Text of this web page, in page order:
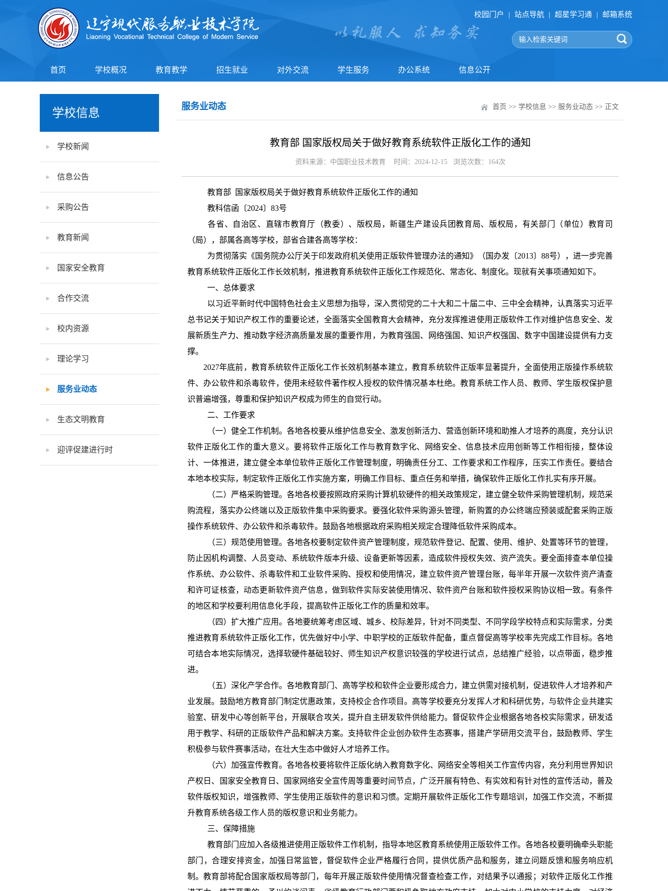
校园门户 | 站点导航 | 超星学习通 | 邮箱系统
首页 学校概况 教育教学 招生就业 对外交流 学生服务 办公系统 信息公开
学校信息
学校新闻
信息公告
采购公告
教育新闻
国家安全教育
合作交流
校内资源
理论学习
服务业动态
生态文明教育
迎评促建进行时
服务业动态 首页 >> 学校信息 >> 服务业动态 >> 正文
教育部 国家版权局关于做好教育系统软件正版化工作的通知
资料来源：中国职业技术教育 时间：2024-12-15 浏览次数： 164次
教育部 国家版权局关于做好教育系统软件正版化工作的通知
教科信函〔2024〕83号
各省、自治区、直辖市教育厅（教委）、版权局，新疆生产建设兵团教育局、版权局，有关部门（单位）教育司
（局），部属各高等学校，部省合建各高等学校：
为贯彻落实《国务院办公厅关于印发政府机关使用正版软件管理办法的通知》（国办发〔2013〕88号），进一步完善
教育系统软件正版化工作长效机制，推进教育系统软件正版化工作规范化、常态化、制度化。现就有关事项通知如下。
一、总体要求
以习近平新时代中国特色社会主义思想为指导，深入贯彻党的二十大和二十届二中、三中全会精神，认真落实习近平
总书记关于知识产权工作的重要论述，全面落实全国教育大会精神，充分发挥推进使用正版软件工作对维护信息安全、发
展新质生产力、推动数字经济高质量发展的重要作用，为教育强国、网络强国、知识产权强国、数字中国建设提供有力支
撑。
2027年底前，教育系统软件正版化工作长效机制基本建立，教育系统软件正版率显著提升，全面使用正版操作系统软
件、办公软件和杀毒软件，使用未经软件著作权人授权的软件情况基本杜绝。教育系统工作人员、教师、学生版权保护意
识普遍增强，尊重和保护知识产权成为师生的自觉行动。
二、工作要求
（一）健全工作机制。各地各校要从维护信息安全、激发创新活力、营造创新环境和助推人才培养的高度，充分认识
软件正版化工作的重大意义。要将软件正版化工作与教育数字化、网络安全、信息技术应用创新等工作相衔接，整体设
计、一体推进，建立健全本单位软件正版化工作管理制度，明确责任分工、工作要求和工作程序，压实工作责任。要结合
本地本校实际，制定软件正版化工作实施方案，明确工作目标、重点任务和举措，确保软件正版化工作扎实有序开展。
（二）严格采购管理。各地各校要按照政府采购计算机软硬件的相关政策规定，建立健全软件采购管理机制，规范采
购流程，落实办公终端以及正版软件集中采购要求。要强化软件采购源头管理，新购置的办公终端应预装或配套采购正版
操作系统软件、办公软件和杀毒软件。鼓励各地根据政府采购相关规定合理降低软件采购成本。
（三）规范使用管理。各地各校要制定软件资产管理制度，规范软件登记、配置、使用、维护、处置等环节的管理，
防止因机构调整、人员变动、系统软件版本升级、设备更新等因素，造成软件授权失效、资产流失。要全面排查本单位操
作系统、办公软件、杀毒软件和工业软件采购、授权和使用情况，建立软件资产管理台账，每半年开展一次软件资产清查
和许可证核查，动态更新软件资产信息，做到软件实际安装使用情况、软件资产台账和软件授权采购协议相一致。有条件
的地区和学校要利用信息化手段，提高软件正版化工作的质量和效率。
（四）扩大推广应用。各地要统筹考虑区域、城乡、校际差异，针对不同类型、不同学段学校特点和实际需求，分类
推进教育系统软件正版化工作，优先做好中小学、中职学校的正版软件配备，重点督促高等学校率先完成工作目标。各地
可结合本地实际情况，选择软硬件基础较好、师生知识产权意识较强的学校进行试点，总结推广经验，以点带面，稳步推
进。
（五）深化产学合作。各地教育部门、高等学校和软件企业要形成合力，建立供需对接机制，促进软件人才培养和产
业发展。鼓励地方教育部门制定优惠政策，支持校企合作项目。高等学校要充分发挥人才和科研优势，与软件企业共建实
验室、研发中心等创新平台，开展联合攻关，提升自主研发软件供给能力。督促软件企业根据各地各校实际需求，研发适
用于教学、科研的正版软件产品和解决方案。支持软件企业创办软件生态赛事，搭建产学研用交流平台，鼓励教师、学生
积极参与软件赛事活动，在壮大生态中做好人才培养工作。
（六）加强宣传教育。各地各校要将软件正版化纳入教育数字化、网络安全等相关工作宣传内容，充分利用世界知识
产权日、国家安全教育日、国家网络安全宣传周等重要时间节点，广泛开展有特色、有实效和有针对性的宣传活动，普及
软件版权知识，增强教师、学生使用正版软件的意识和习惯。定期开展软件正版化工作专题培训，加强工作交流，不断提
升教育系统各级工作人员的版权意识和业务能力。
三、保障措施
教育部门应加入各级推进使用正版软件工作机制，指导本地区教育系统使用正版软件工作。各地各校要明确牵头职能
部门，合理安排资金，加强日常监管，督促软件企业严格履行合同，提供优质产品和服务，建立问题反馈和服务响应机
制。教育部将配合国家版权局等部门，每年开展正版软件使用情况督查检查工作，对结果予以通报；对软件正版化工作推